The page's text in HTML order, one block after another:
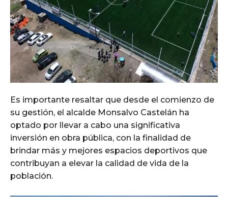
Es importante resaltar que desde el comienzo de
su gestión, el alcalde Monsalvo Castelán ha
optado por llevar a cabo una significativa
inversión en obra pública, con la finalidad de
brindar más y mejores espacios deportivos que
contribuyan a elevar la calidad de vida de la
población.